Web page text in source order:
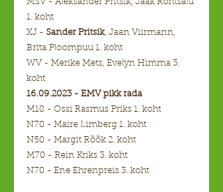
1. koht
XJ - Sander Pritsik, Jaan Viirmann,
Brita Ploompuu 1. koht
WV - Merike Mets, Evelyn Himma 3.
koht
16.09.2023 - EMV pikk rada
M18 - Ossi Rasmus Priks 1. koht
N70 - Maire Limberg 1. koht
N50 - Margit Rõõk 2. koht
M70 - Rein Kriks 3. koht
N70 - Ene Ehrenpreis 3. koht